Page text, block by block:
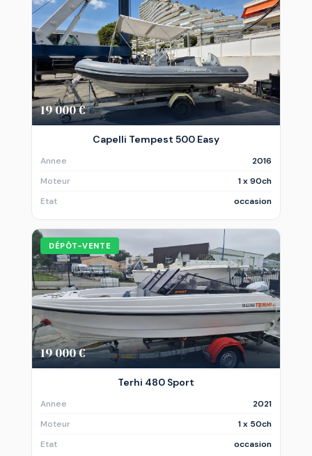
19 000 €
Capelli Tempest 500 Easy
Annee
2016
Moteur
1 x 90ch
Etat
occasion
DÉPÔT-VENTE
19 000 €
Terhi 480 Sport
Annee
2021
Moteur
1 x 50ch
Etat
occasion